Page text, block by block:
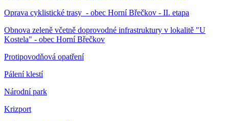
Oprava cyklistické trasy - obec Horní Břečkov - II. etapa
Obnova zeleně včetně doprovodné infrastruktury v lokalitě "U
Kostela" - obec Horní Břečkov
Protipovodňová opatření
Pálení klestí
Národní park
Krizport